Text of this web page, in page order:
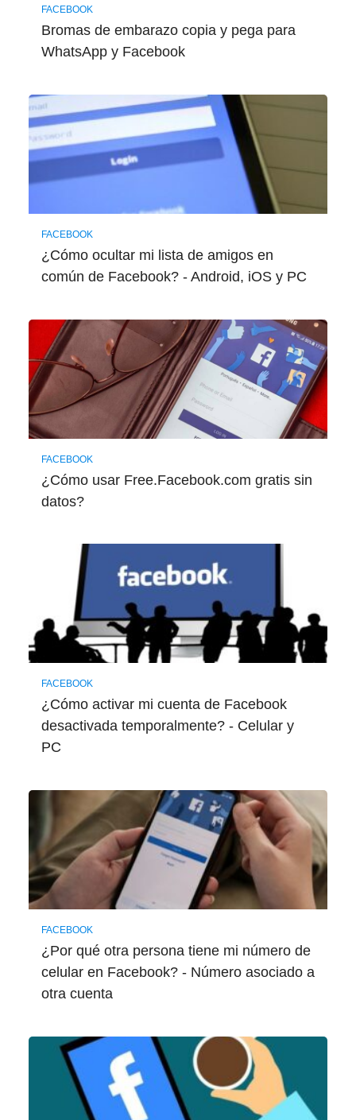
FACEBOOK
Bromas de embarazo copia y pega para
WhatsApp y Facebook
FACEBOOK
¿Cómo ocultar mi lista de amigos en
común de Facebook? - Android, iOS y PC
FACEBOOK
¿Cómo usar Free.Facebook.com gratis sin
datos?
FACEBOOK
¿Cómo activar mi cuenta de Facebook
desactivada temporalmente? - Celular y
PC
FACEBOOK
¿Por qué otra persona tiene mi número de
celular en Facebook? - Número asociado a
otra cuenta